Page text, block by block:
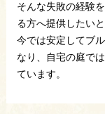
そんな失敗の経験
る方へ提供したい
今では安定してブ
なり、自宅の庭で
ています。